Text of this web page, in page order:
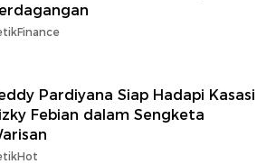
Pardiyana Siap Hadapi Kasasi
Febian dalam Sengketa